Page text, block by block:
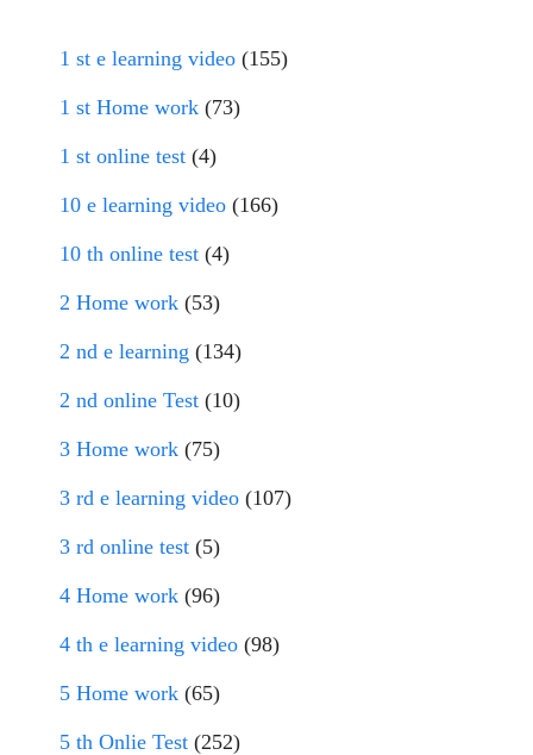
1 st e learning video (155)
1 st Home work (73)
1 st online test (4)
10 e learning video (166)
10 th online test (4)
2 Home work (53)
2 nd e learning (134)
2 nd online Test (10)
3 Home work (75)
3 rd e learning video (107)
3 rd online test (5)
4 Home work (96)
4 th e learning video (98)
5 Home work (65)
5 th Onlie Test (252)